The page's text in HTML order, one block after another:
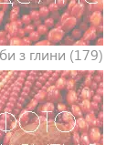
з глини (179)